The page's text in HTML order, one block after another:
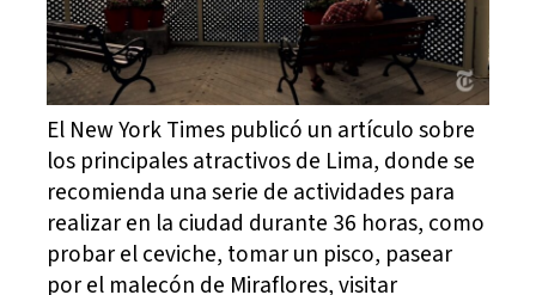
El New York Times publicó un artículo sobre
los principales atractivos de Lima, donde se
recomienda una serie de actividades para
realizar en la ciudad durante 36 horas, como
probar el ceviche, tomar un pisco, pasear
por el malecón de Miraflores, visitar